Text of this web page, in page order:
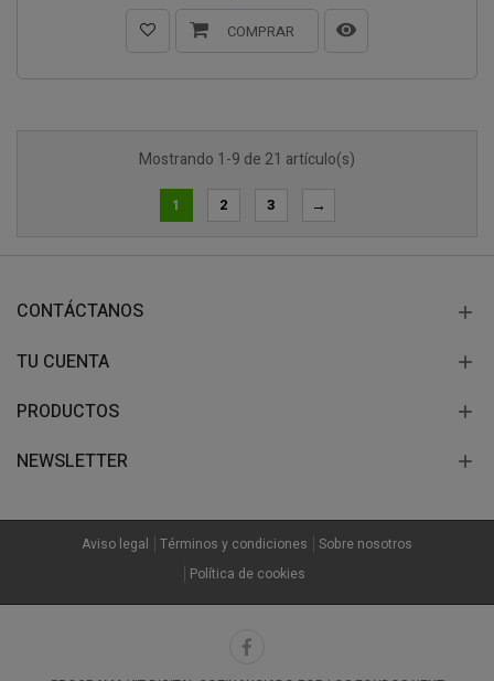
COMPRAR
Mostrando 1-9 de 21 artículo(s)
1 2 3 →
CONTÁCTANOS
TU CUENTA
PRODUCTOS
NEWSLETTER
Aviso legal Términos y condiciones
Sobre nosotros
Política de cookies